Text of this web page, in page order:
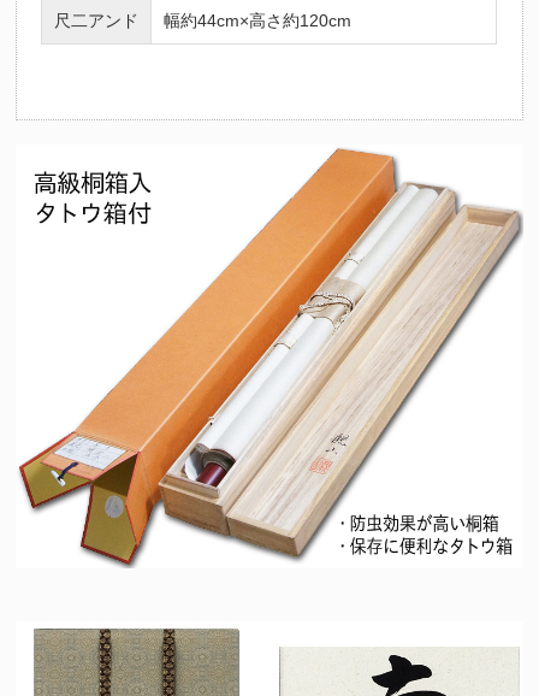
尺二アンド 幅約44cm×高さ約120cm